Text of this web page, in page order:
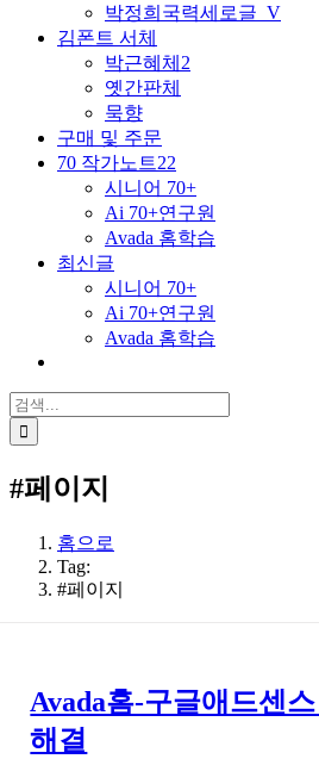
박정희국력세로글_V
김폰트 서체
박근혜체2
옛간판체
묵향
구매 및 주문
70 작가노트22
시니어 70+
Ai 70+연구원
Avada 홈학습
최신글
시니어 70+
Ai 70+연구원
Avada 홈학습
검
색
...
#페이지
홈으로
Tag:
#페이지
Avada홈-구글애드센스
해결